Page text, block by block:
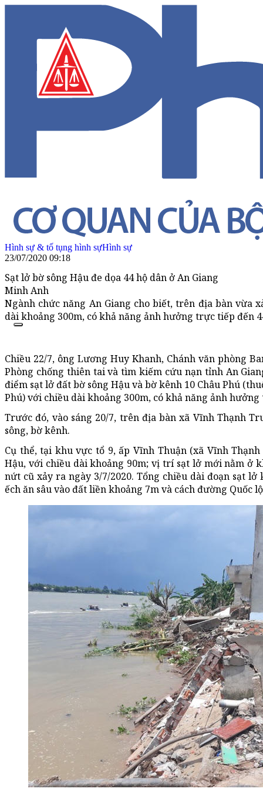
Hình sự & tố tụng hình sựHình sự
23/07/2020 09:18
Sạt lở bờ sông Hậu đe dọa 44 hộ dân ở An Giang
Minh Anh
Ngành chức năng An Giang cho biết, trên địa bàn vừa
dài khoảng 300m, có khả năng ảnh hưởng trực tiếp đến
Chiều 22/7, ông Lương Huy Khanh, Chánh văn phòng
Phòng chống thiên tai và tìm kiếm cứu nạn tỉnh An
điểm sạt lở đất bờ sông Hậu và bờ kênh 10 Châu Phú
Phú) với chiều dài khoảng 300m, có khả năng ảnh
Trước đó, vào sáng 20/7, trên địa bàn xã Vĩnh Thạnh
sông, bờ kênh.
Cụ thể, tại khu vực tổ 9, ấp Vĩnh Thuận (xã Vĩnh
Hậu, với chiều dài khoảng 90m; vị trí sạt lở mới nằm ở
nứt cũ xảy ra ngày 3/7/2020. Tổng chiều dài đoạn sạt
ếch ăn sâu vào đất liền khoảng 7m và cách đường Quốc